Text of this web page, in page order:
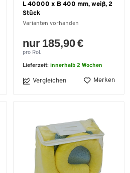
L 40000 x B 400 mm, weiß, 2
Stück
Varianten vorhanden
nur 185,90 €
pro Rol.
Lieferzeit: innerhalb 2 Wochen
Vergleichen Merken